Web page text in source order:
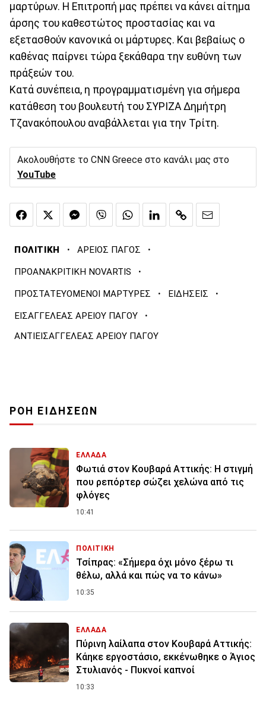
μαρτύρων. Η Επιτροπή μας πρέπει να κάνει αίτημα
άρσης του καθεστώτος προστασίας και να
εξετασθούν κανονικά οι μάρτυρες. Και βεβαίως ο
καθένας παίρνει τώρα ξεκάθαρα την ευθύνη των
πράξεών του.
Κατά συνέπεια, η προγραμματισμένη για σήμερα
κατάθεση του βουλευτή του ΣΥΡΙΖΑ Δημήτρη
Τζανακόπουλου αναβάλλεται για την Τρίτη.
Ακολουθήστε το CNN Greece στο κανάλι μας στο
YouTube
ΠΟΛΙΤΙΚΗ · ΑΡΕΙΟΣ ΠΑΓΟΣ ·
ΠΡΟΑΝΑΚΡΙΤΙΚΗ NOVARTIS ·
ΠΡΟΣΤΑΤΕΥΟΜΕΝΟΙ ΜΑΡΤΥΡΕΣ · ΕΙΔΗΣΕΙΣ ·
ΕΙΣΑΓΓΕΛΕΑΣ ΑΡΕΙΟΥ ΠΑΓΟΥ ·
ΑΝΤΙΕΙΣΑΓΓΕΛΕΑΣ ΑΡΕΙΟΥ ΠΑΓΟΥ
ΡΟΗ ΕΙΔΗΣΕΩΝ
ΕΛΛΑΔΑ
Φωτιά στον Κουβαρά Αττικής: Η στιγμή
που ρεπόρτερ σώζει χελώνα από τις
φλόγες
10:41
ΠΟΛΙΤΙΚΗ
Τσίπρας: «Σήμερα όχι μόνο ξέρω τι
θέλω, αλλά και πώς να το κάνω»
10:35
ΕΛΛΑΔΑ
Πύρινη λαίλαπα στον Κουβαρά Αττικής:
Κάηκε εργοστάσιο, εκκένωθηκε ο Άγιος
Στυλιανός - Πυκνοί καπνοί
10:33